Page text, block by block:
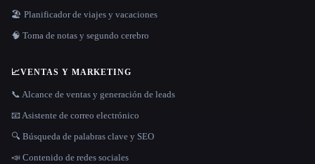
🏖 Planificador de viajes y vacaciones
🧠 Toma de notas y segundo cerebro
📈VENTAS Y MARKETING
📞 Alcance de ventas y generación de leads
📧 Asistente de correo electrónico
🔍 Búsqueda de palabras clave y SEO
📣 Contenido de redes sociales